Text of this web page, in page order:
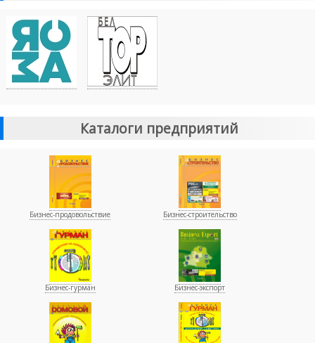
Каталоги предприятий
Бизнес-продовольствие Бизнес-строительство
Бизнес-гурман Бизнес-экспорт